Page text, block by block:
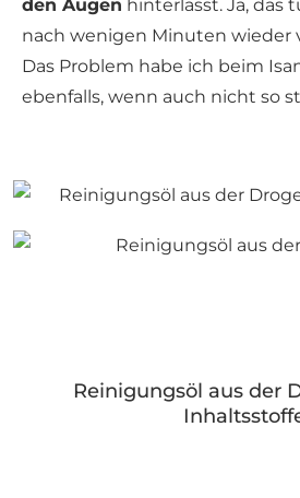
den Augen hinterlässt. Ja, das
nach wenigen Minuten wieder
Das Problem habe ich beim
ebenfalls, wenn auch nicht so
Reinigungsöl aus der